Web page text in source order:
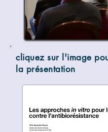
cliquez sur l'image
la présentation